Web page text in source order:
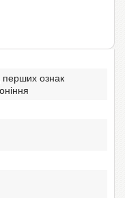
перших ознак